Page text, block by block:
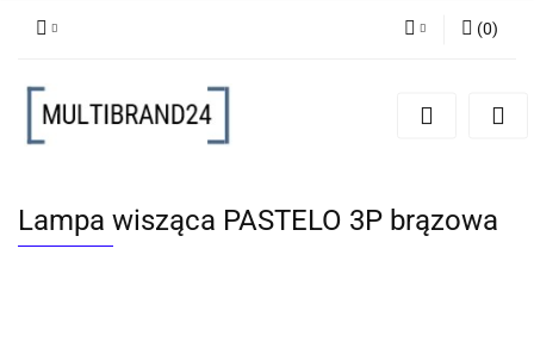
Zarejestruj się
(0)
Lampa wisząca PASTELO 3P brązowa